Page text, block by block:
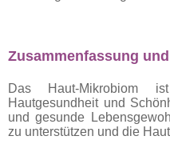
Zusammenfassung
Das Haut-Mikrobiom
Hautgesundheit und
und gesunde
zu unterstützen und die